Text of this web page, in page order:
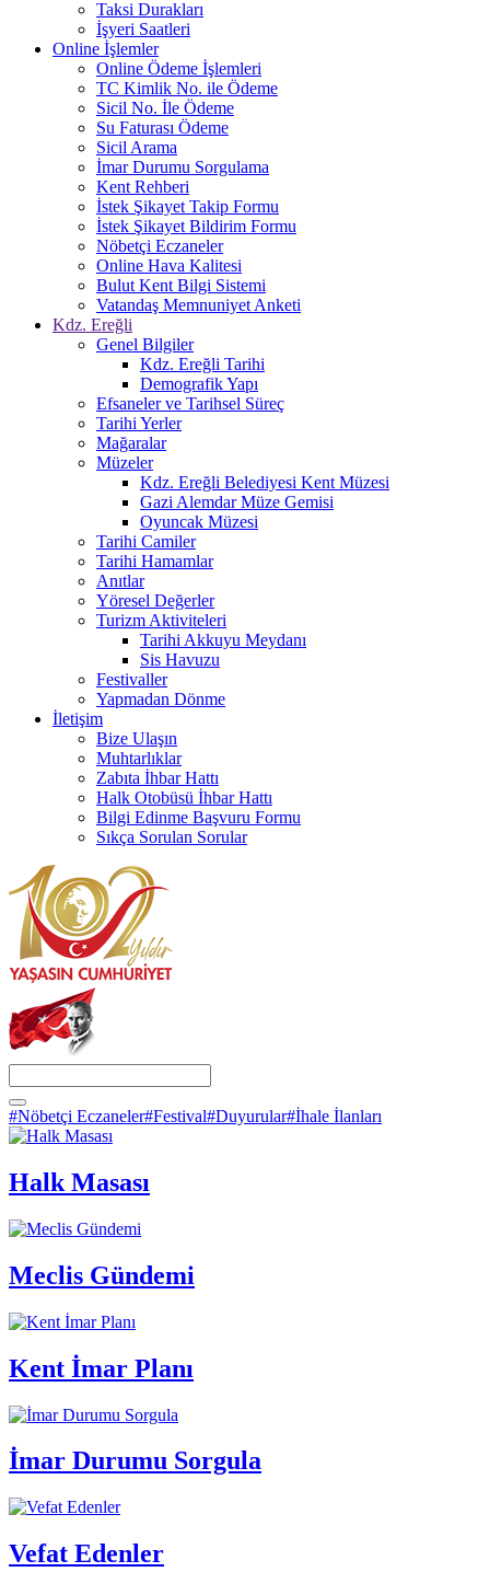
Taksi Durakları
İşyeri Saatleri
Online İşlemler
Online Ödeme İşlemleri
TC Kimlik No. ile Ödeme
Sicil No. İle Ödeme
Su Faturası Ödeme
Sicil Arama
İmar Durumu Sorgulama
Kent Rehberi
İstek Şikayet Takip Formu
İstek Şikayet Bildirim Formu
Nöbetçi Eczaneler
Online Hava Kalitesi
Bulut Kent Bilgi Sistemi
Vatandaş Memnuniyet Anketi
Kdz. Ereğli
Genel Bilgiler
Kdz. Ereğli Tarihi
Demografik Yapı
Efsaneler ve Tarihsel Süreç
Tarihi Yerler
Mağaralar
Müzeler
Kdz. Ereğli Belediyesi Kent Müzesi
Gazi Alemdar Müze Gemisi
Oyuncak Müzesi
Tarihi Camiler
Tarihi Hamamlar
Anıtlar
Yöresel Değerler
Turizm Aktiviteleri
Tarihi Akkuyu Meydanı
Sis Havuzu
Festivaller
Yapmadan Dönme
İletişim
Bize Ulaşın
Muhtarlıklar
Zabıta İhbar Hattı
Halk Otobüsü İhbar Hattı
Bilgi Edinme Başvuru Formu
Sıkça Sorulan Sorular
#Nöbetçi Eczaneler#Festival#Duyurular#İhale İlanları
Halk Masası
Meclis Gündemi
Kent İmar Planı
İmar Durumu Sorgula
Vefat Edenler